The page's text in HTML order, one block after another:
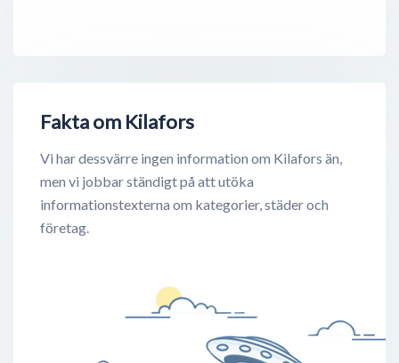
Fakta om Kilafors
Vi har dessvärre ingen information om Kilafors än,
men vi jobbar ständigt på att utöka
informationstexterna om kategorier, städer och
företag.